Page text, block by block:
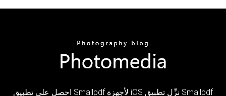
احصل على تطبيق Smallpdf لأجهزة iOS نزِّل تطبيق Smallpdf